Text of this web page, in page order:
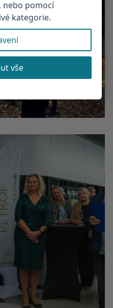
nebo pomocí
kategorie.
vše